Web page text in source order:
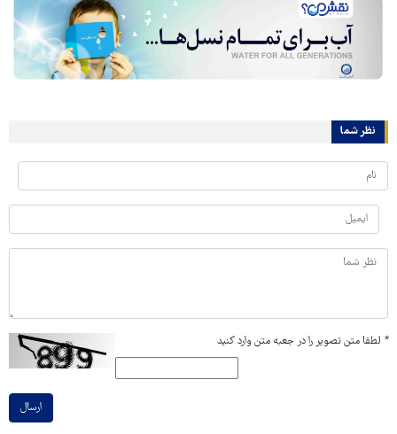
نظر شما
* لطفا متن تصویر را در جعبه متن وارد کنید
ارسال